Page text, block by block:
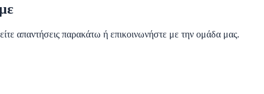
απαντήσεις παρακάτω ή επικοινωνήστε με την ομάδα μας.